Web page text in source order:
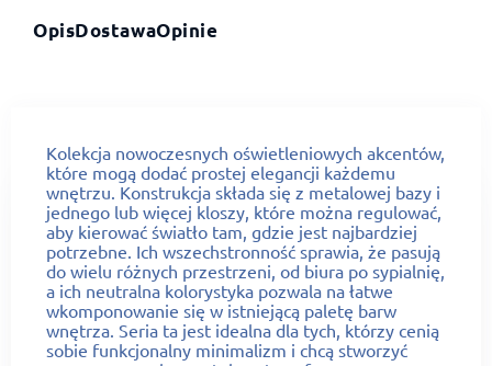
OpisDostawaOpinie
Kolekcja nowoczesnych oświetleniowych akcentów,
które mogą dodać prostej elegancji każdemu
wnętrzu. Konstrukcja składa się z metalowej bazy i
jednego lub więcej kloszy, które można regulować,
aby kierować światło tam, gdzie jest najbardziej
potrzebne. Ich wszechstronność sprawia, że pasują
do wielu różnych przestrzeni, od biura po sypialnię,
a ich neutralna kolorystyka pozwala na łatwe
wkomponowanie się w istniejącą paletę barw
wnętrza. Seria ta jest idealna dla tych, którzy cenią
sobie funkcjonalny minimalizm i chcą stworzyć